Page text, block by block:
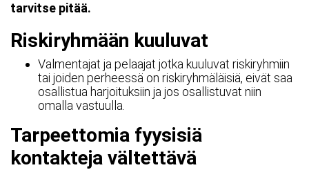
tarvitse pitää.
Riskiryhmään kuuluvat
Valmentajat ja pelaajat jotka kuuluvat riskiryhmiin
tai joiden perheessä on riskiryhmäläisiä, eivät saa
osallistua harjoituksiin ja jos osallistuvat niin
omalla vastuulla.
Tarpeettomia fyysisiä
kontakteja vältettävä